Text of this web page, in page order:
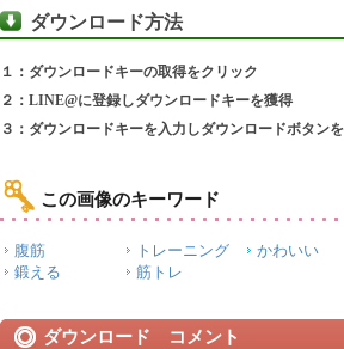
ダウンロード方法
１：ダウンロードキーの取得をクリック
２：LINE@に登録しダウンロードキーを獲得
３：ダウンロードキーを入力しダウンロードボタン
この画像のキーワード
腹筋 トレーニング かわいい
鍛える
筋トレ
ダウンロード コメント